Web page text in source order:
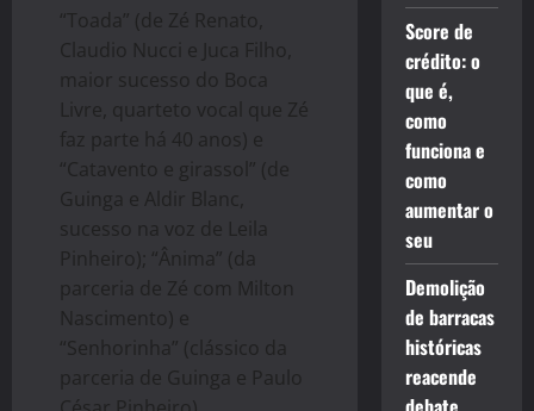
“Toada” (de Zé Renato,
Claudio Nucci e Juca Filho,
maior sucesso do Boca
Livre, quarteto vocal que Zé
faz parte há 40 anos) e
“Catavento e girassol” (de
Guinga e Aldir Blanc,
sucesso na voz de Leila
Pinheiro); “Ânima” (da
parceria de Zé com Milton
Nascimento) e
“Senhorinha” (clássico da
parceria de Guinga e Paulo
Score de
crédito: o
que é,
como
funciona e
como
aumentar o
seu
Demolição
de barracas
históricas
reacende